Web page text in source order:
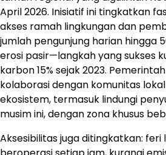
April 2026. Inisiatif ini tingkatkan
akses ramah lingkungan dan
jumlah pengunjung harian hingga
erosi pasir—langkah yang sukses
karbon 15% sejak 2023.
kolaborasi dengan komunitas
ekosistem, termasuk lindungi
musim ini, dengan zona khusus
Aksesibilitas juga ditingkatkan: feri